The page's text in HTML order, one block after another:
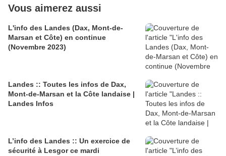
Vous aimerez aussi
L'info des Landes (Dax, Mont-de-
Marsan et Côte) en continue
(Novembre 2023)
Landes :: Toutes les infos de Dax,
Mont-de-Marsan et la Côte landaise |
Landes Infos
L’info des Landes :: Un exercice de
sécurité à Lesgor ce mardi